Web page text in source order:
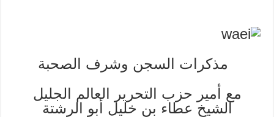
مذكرات السجن وشرف الصحبة
مع أمير حزب التحرير العالم الجليل
الشيخ عطاء بن خليل أبو الرشتة